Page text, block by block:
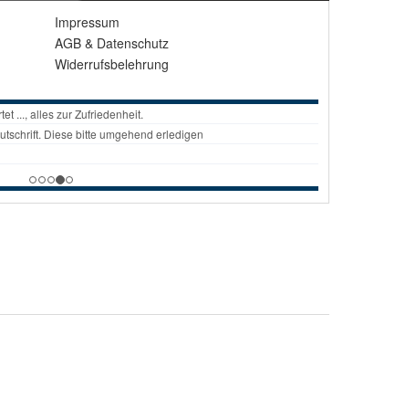
Impressum
AGB & Datenschutz
Widerrufsbelehrung